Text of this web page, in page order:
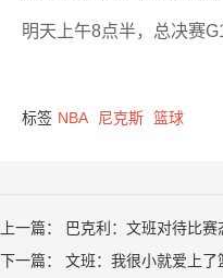
明天上午8点半，总决赛
标签 NBA 尼克斯 篮球
上一篇：
巴克利：文班对待比
下一篇： 文班：我很小就爱上